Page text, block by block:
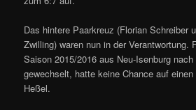
Das hintere Paarkreuz (Florian Schreiber
Zwilling) waren nun in der Verantwortung.
Saison 2015/2016 aus Neu-Isenburg
gewechselt, hatte keine Chance auf
Heßel.